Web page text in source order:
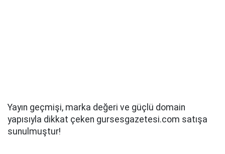
Yayın geçmişi, marka değeri ve güçlü domain
yapısıyla dikkat çeken gursesgazetesi.com satışa
sunulmuştur!